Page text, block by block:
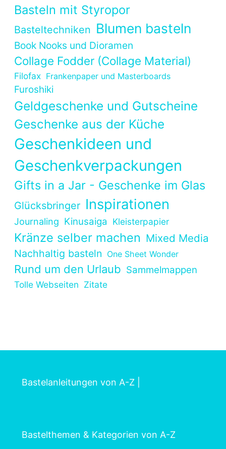
Basteln mit Styropor
Basteltechniken Blumen basteln
Book Nooks und Dioramen
Collage Fodder (Collage Material)
Filofax Frankenpaper und Masterboards
Furoshiki
Geldgeschenke und Gutscheine
Geschenke aus der Küche
Geschenkideen und
Geschenkverpackungen
Gifts in a Jar - Geschenke im Glas
Glücksbringer Inspirationen
Journaling Kinusaiga Kleisterpapier
Kränze selber machen Mixed Media
Nachhaltig basteln One Sheet Wonder
Rund um den Urlaub Sammelmappen
Tolle Webseiten Zitate
Bastelanleitungen von A-Z|
Bastelthemen & Kategorien von A-Z